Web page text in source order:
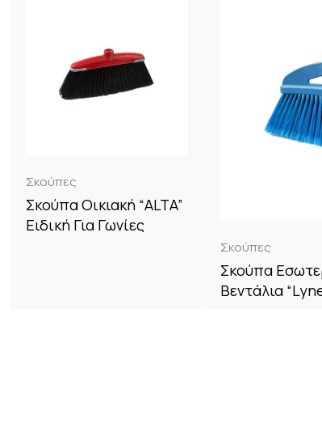
Σκούπες
Σκούπα Οικιακή “ALTA”
Ειδική Για Γωνίες
Σκούπες
Σκούπα
Βεντάλια